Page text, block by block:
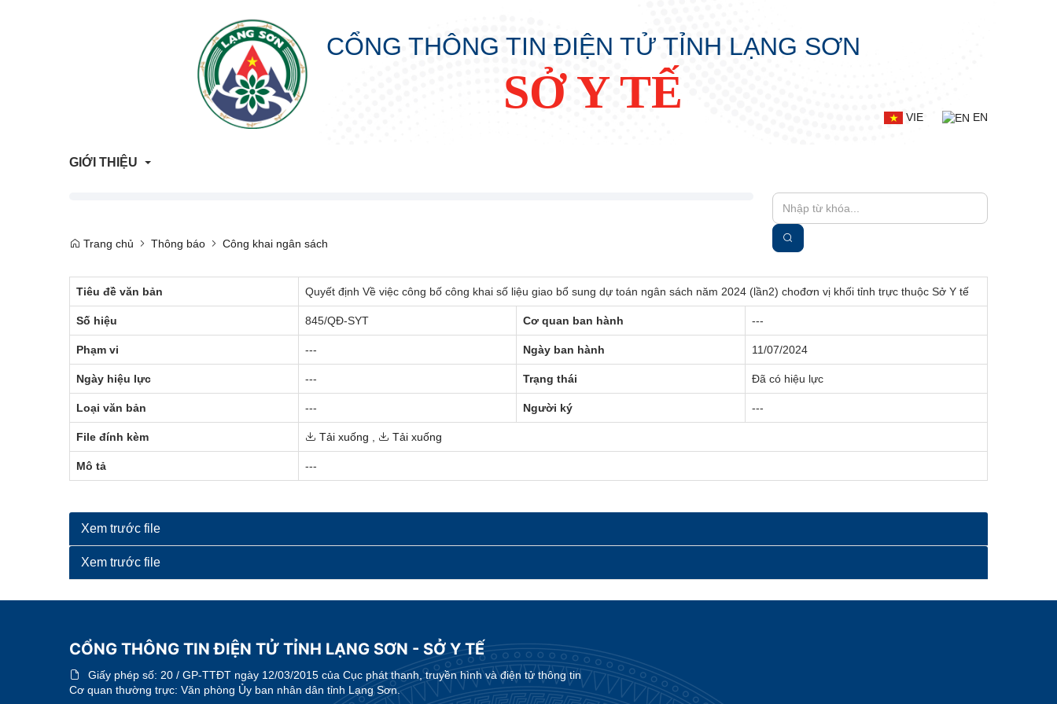
CỔNG THÔNG TIN ĐIỆN TỬ TỈNH LẠNG SƠN
SỞ Y TẾ VIE EN
GIỚI THIỆU
Liên hệ
Lịch sử hình thành
Trang chủ Thông báo Công khai ngân sách
Tiêu đề văn bản Quyết định Về việc công bố công khai số liệu giao bổ sung dự toán ngân sách năm 2024 (lần2) chođơn vị khối tỉnh trực thuộc Sở Y tế
Số hiệu 845/QĐ-SYT Cơ quan ban hành ---
Phạm vi --- Ngày ban hành 11/07/2024
Ngày hiệu lực --- Trạng thái Đã có hiệu lực
Loại văn bản --- Người ký ---
File đính kèm Tải xuống Tải xuống
Mô tả ---
Xem trước file
Xem trước file
CỔNG THÔNG TIN ĐIỆN TỬ TỈNH LẠNG SƠN - SỞ Y TẾ
Giấy phép số: 20 / GP-TTĐT ngày 12/03/2015 của Cục phát thanh, truyền hình và điện tử thông tin
Cơ quan thường trực: Văn phòng Ủy ban nhân dân tỉnh Lạng Sơn.